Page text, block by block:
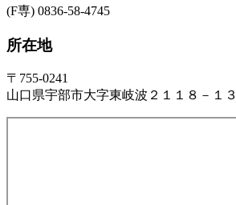
(F専) 0836-58-4745
所在地
〒755-0241
山口県宇部市大字東岐波２１１８－１３